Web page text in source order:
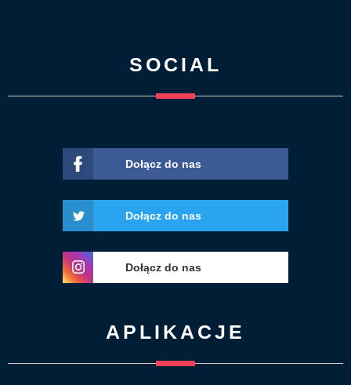
SOCIAL
Dołącz do nas
Dołącz do nas
Dołącz do nas
APLIKACJE